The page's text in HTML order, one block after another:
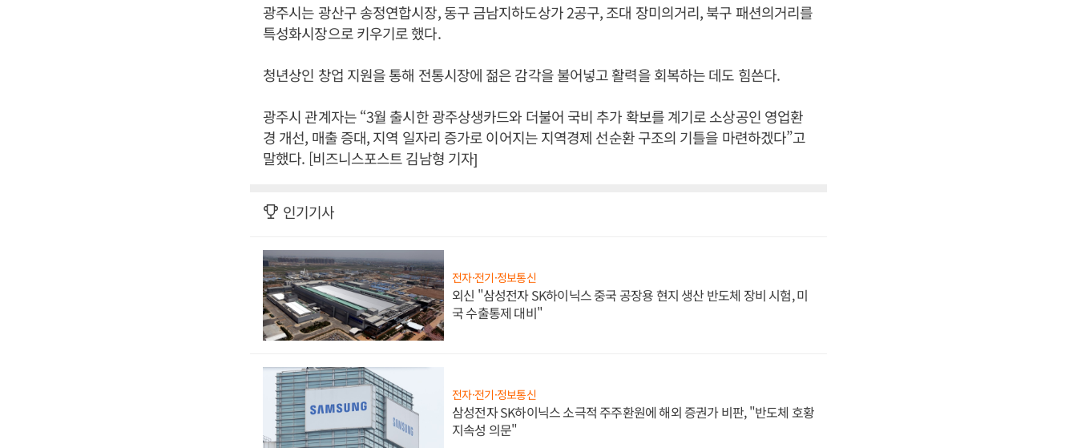
광주시는 광산구 송정연합시장, 동구 금남지하도상가 2공구, 조대 장미의거리, 북구 패션의거리를
특성화시장으로 키우기로 했다.
청년상인 창업 지원을 통해 전통시장에 젊은 감각을 불어넣고 활력을 회복하는 데도 힘쓴다.
광주시 관계자는 “3월 출시한 광주상생카드와 더불어 국비 추가 확보를 계기로 소상공인 영업환
경 개선, 매출 증대, 지역 일자리 증가로 이어지는 지역경제 선순환 구조의 기틀을 마련하겠다”고
말했다. [비즈니스포스트 김남형 기자]
인기기사
전자·전기·정보통신
외신 "삼성전자 SK하이닉스 중국 공장용 현지 생산 반도체 장비 시험, 미
국 수출통제 대비"
전자·전기·정보통신
삼성전자 SK하이닉스 소극적 주주환원에 해외 증권가 비판, "반도체 호황
지속성 의문"